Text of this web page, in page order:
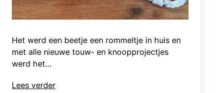
Het werd een beetje een rommeltje in huis en
met alle nieuwe touw- en knoopprojectjes
werd het…
Lees verderDitty